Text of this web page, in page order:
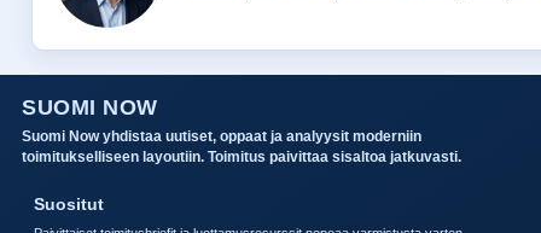
SUOMI NOW
Suomi Now yhdistaa uutiset, oppaat ja analyysit moderniin
toimitukselliseen layoutiin. Toimitus paivittaa sisaltoa jatkuvasti.
Suositut